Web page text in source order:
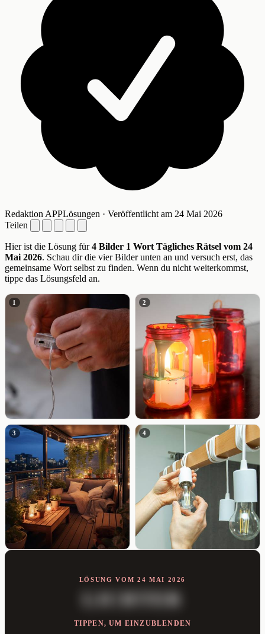
Redaktion APPLösungen · Veröffentlicht am 24 Mai 2026
Teilen
Hier ist die Lösung für4 Bilder 1 Wort Tägliches Rätsel vom 24
Mai 2026. Schau dir die vier Bilder unten an und versuch erst, das
gemeinsame Wort selbst zu finden. Wenn du nicht weiterkommst,
tippe das Lösungsfeld an.
1 2
3 4
LÖSUNG VOM 24 MAI 2026
LICHTER
TIPPEN, UM EINZUBLENDEN